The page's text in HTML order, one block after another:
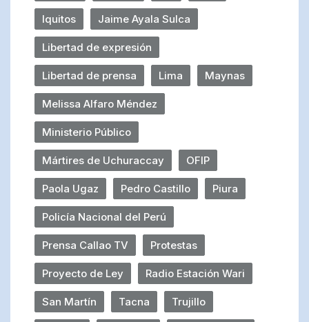
Iquitos Jaime Ayala Sulca
Libertad de expresión
Libertad de prensa Lima Maynas
Melissa Alfaro Méndez
Ministerio Público
Mártires de Uchuraccay OFIP
Paola Ugaz Pedro Castillo Piura
Policía Nacional del Perú
Prensa Callao TV Protestas
Proyecto de Ley Radio Estación Wari
San Martín Tacna Trujillo